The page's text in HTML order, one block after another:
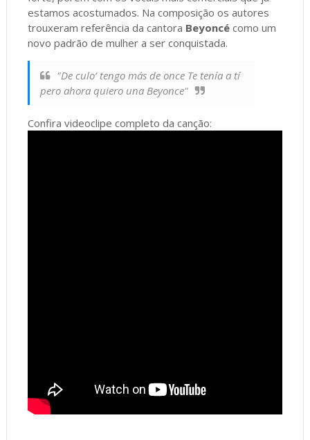
estamos acostumados. Na composição os autores
trouxeram referência da cantora Beyoncé como um
novo padrão de mulher a ser conquistada.
"De culo’ tengo más de once Te tenía a tí
pero ahora quiero una Beyonce"
Confira videoclipe completo da canção: